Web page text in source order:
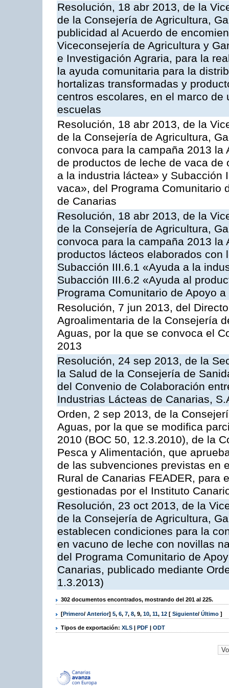
Resolución, 18 abr 2013, de la
de la Consejería de Agricultura,
publicidad al Acuerdo de
Viceconsejería de Agricultura y
e Investigación Agraria, para la
la ayuda comunitaria para la
hortalizas transformadas y
centros escolares, en el marco
escuelas
Resolución, 18 abr 2013, de la
de la Consejería de Agricultura,
convoca para la campaña 2013
de productos de leche de vaca
a la industria láctea» y Subacción
vaca», del Programa Comunitario
de Canarias
Resolución, 18 abr 2013, de la
de la Consejería de Agricultura,
convoca para la campaña 2013
productos lácteos elaborados
Subacción III.6.1 «Ayuda a la
Subacción III.6.2 «Ayuda al
Programa Comunitario de Apoyo
Resolución, 7 jun 2013, del
Agroalimentaria de la Consejería
Aguas, por la que se convoca el
2013
Resolución, 24 sep 2013, de la
la Salud de la Consejería de
del Convenio de Colaboración
Industrias Lácteas de Canarias,
Orden, 2 sep 2013, de la
Aguas, por la que se modifica
2010 (BOC 50, 12.3.2010), de la
Pesca y Alimentación, que
de las subvenciones previstas en
Rural de Canarias FEADER, para
gestionadas por el Instituto
Resolución, 23 oct 2013, de la
de la Consejería de Agricultura,
establecen condiciones para la
en vacuno de leche con novillas
del Programa Comunitario de
Canarias, publicado mediante
1.3.2013)
302 documentos encontrados, mostrando del 201 al 225.
[Primero/ Anterior] 5, 6, 7, 8, 9, 10, 11, 12 [ Siguiente/ Último ]
Tipos de exportación: XLS | PDF | ODT